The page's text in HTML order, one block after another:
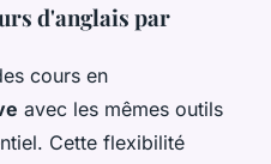
d'anglais par
cours en
avec les mêmes outils
Cette flexibilité